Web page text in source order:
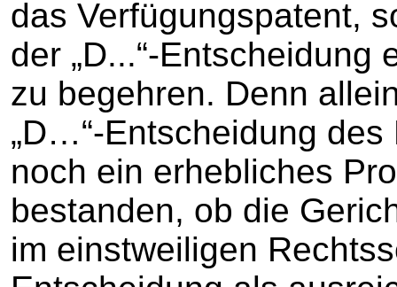
das Verfügungspatent,
der „D...“-
zu begehren. Denn
„D…“-Entscheidung
noch ein erhebliches
bestanden, ob die
im einstweiligen